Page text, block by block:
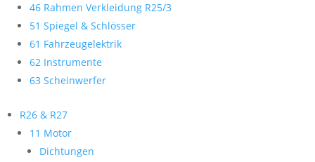
46 Rahmen Verkleidung R25/3
51 Spiegel & Schlösser
61 Fahrzeugelektrik
62 Instrumente
63 Scheinwerfer
R26 & R27
11 Motor
Dichtungen